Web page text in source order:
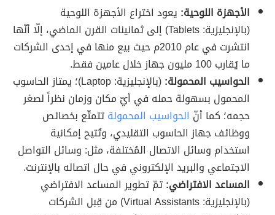
الأجهزة اللوحية: يعود اختراع الأجهزة اللوحية
(بالإنجليزية: Tablets) إلى ثمانينات القرن الماضي، إلّا أنّها
انتشرت في عام 2010م حيث بيع منها في إحدى الشركات
ما يُقارب 100 مليون جهاز خلال عامين فقط.
الحواسيب المحمولة:
(بالإنجليزية: Laptop)؛ يمتاز الحاسوب
المحمول بسهولة حمله في أيّ مكان وزمان نظراً لصغر
حجمه؛ كما أنّ الحواسيب المحمولةتتمتّع بخصائص
ووظائف جهاز الحاسوب التقليدي، وتُتيح إمكانية
استخدام وسائل الاتصال المُختلفة، مثل: وسائل التواصل
الاجتماعي والبريد الإلكتروني في حال اتصاله بالإنترنت.
المساعد الافتراضي:تمّ تطوير المساعد الافتراضي
(بالإنجليزية: Virtual Assistants) من قِبل الشركات